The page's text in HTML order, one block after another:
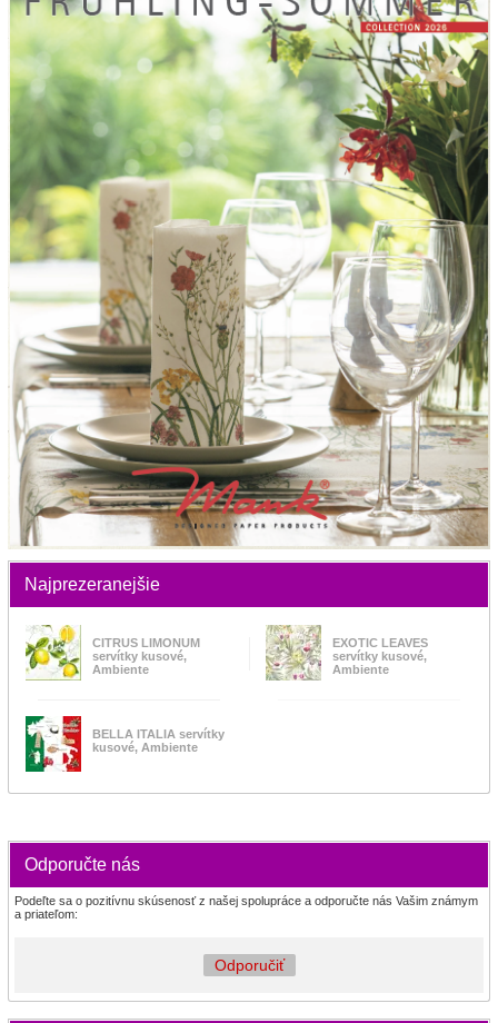
Najprezeranejšie
CITRUS LIMONUM
servítky kusové,
Ambiente
EXOTIC LEAVES
servítky kusové,
Ambiente
BELLA ITALIA servítky
kusové, Ambiente
Odporučte nás
Podeľte sa o pozitívnu skúsenosť z našej spolupráce a odporučte nás Vašim známym
a priateľom:
Odporučiť